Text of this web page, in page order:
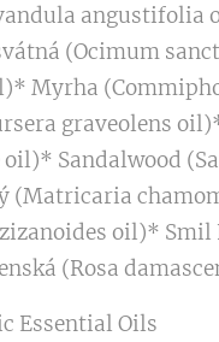
(Ocimum
Myrha
graveolens
oil)* Sandalwood
(Matricaria
oil)*
(Rosa
Essential Oils